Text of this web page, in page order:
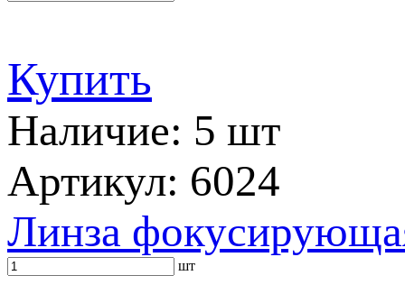
Купить
Наличие: 5 шт
Артикул: 6024
Линза
шт